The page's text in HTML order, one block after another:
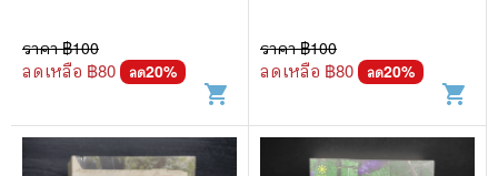
ราคา ฿100
ลดเหลือ ฿80 ลด20%
shopping_cart
ราคา ฿100
ลดเหลือ ฿80 ลด20%
shopping_cart